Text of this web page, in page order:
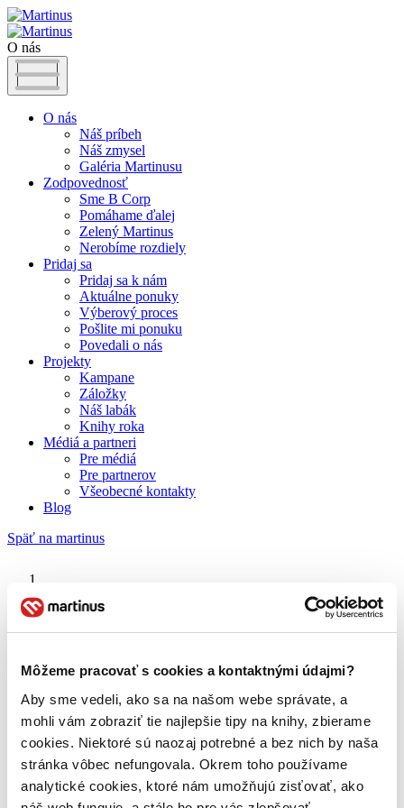
Môžeme pracovať s cookies a kontaktnými údajmi?
Aby sme vedeli, ako sa na našom webe správate, a
mohli vám zobraziť tie najlepšie tipy na knihy, zbierame
cookies. Niektoré sú naozaj potrebné a bez nich by naša
stránka vôbec nefungovala. Okrem toho používame
analytické cookies, ktoré nám umožňujú zisťovať, ako
O nás
O nás
Náš príbeh
Náš zmysel
Galéria Martinusu
Zodpovednosť
Sme B Corp
Pomáhame ďalej
Zelený Martinus
Nerobíme rozdiely
Pridaj sa
Pridaj sa k nám
Aktuálne ponuky
Výberový proces
Pošlite mi ponuku
Povedali o nás
Projekty
Kampane
Záložky
Náš labák
Knihy roka
Médiá a partneri
Pre médiá
Pre partnerov
Všeobecné kontakty
Blog
Späť na martinus
Zápisník jednej lásky
O nás
Náš príbeh
Galéria Martinusu
Zodpovednosť
Sme B Corp